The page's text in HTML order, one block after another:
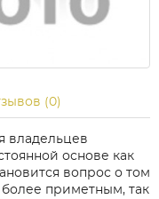
(0)
владельцев
основе как
вопрос о том
приметным, так